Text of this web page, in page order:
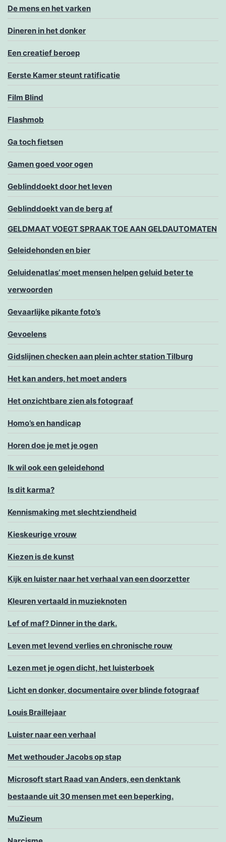
De mens en het varken
Dineren in het donker
Een creatief beroep
Eerste Kamer steunt ratificatie
Film Blind
Flashmob
Ga toch fietsen
Gamen goed voor ogen
Geblinddoekt door het leven
Geblinddoekt van de berg af
GELDMAAT VOEGT SPRAAK TOE AAN GELDAUTOMATEN
Geleidehonden en bier
Geluidenatlas’ moet mensen helpen geluid beter te
verwoorden
Gevaarlijke pikante foto’s
Gevoelens
Gidslijnen checken aan plein achter station Tilburg
Het kan anders, het moet anders
Het onzichtbare zien als fotograaf
Homo’s en handicap
Horen doe je met je ogen
Ik wil ook een geleidehond
Is dit karma?
Kennismaking met slechtziendheid
Kieskeurige vrouw
Kiezen is de kunst
Kijk en luister naar het verhaal van een doorzetter
Kleuren vertaald in muzieknoten
Lef of maf? Dinner in the dark.
Leven met levend verlies en chronische rouw
Lezen met je ogen dicht, het luisterboek
Licht en donker, documentaire over blinde fotograaf
Louis Braillejaar
Luister naar een verhaal
Met wethouder Jacobs op stap
Microsoft start Raad van Anders, een denktank
bestaande uit 30 mensen met een beperking.
MuZieum